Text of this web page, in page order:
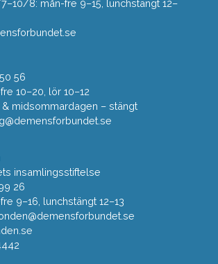
8: mån-fre 9–15, lunchstängt 12–
56
10–20, lör 10–12
midsommardagen – stängt
insamlingsstiftelse
26
9–16, lunchstängt 12–13